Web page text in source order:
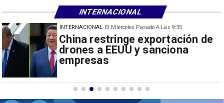
El Miércoles Pasado A Las 9:35
Papa León XIV anuncia gira por
Sudamérica
INTERNACIONAL
INTERNACIONAL